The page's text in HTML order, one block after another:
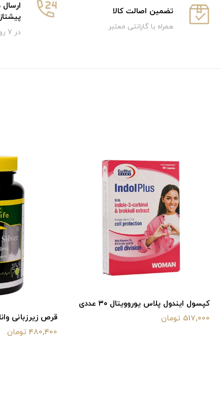
تضمین اصالت کالا
همراه با گارانتی معتبر
پیشتاز
در 7 روز هفته
کپسول ایندول پلاس یوروویتال ۳۰ عددی
517,000 تومان
قرص زیرزبانی
480,400 تومان